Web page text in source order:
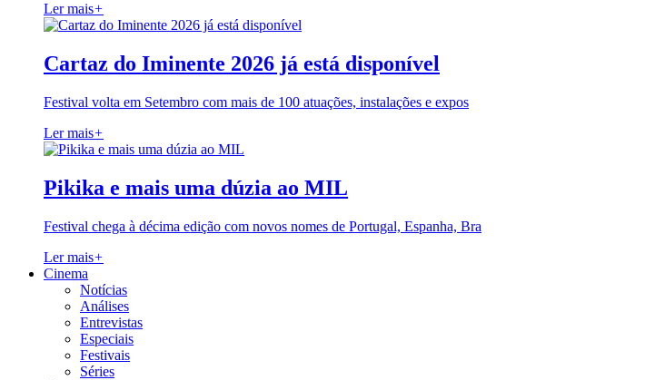
Ler mais+
Cartaz do Iminente 2026 já está disponível
Festival volta em Setembro com mais de 100 atuações, instalações e expos
Ler mais+
Pikika e mais uma dúzia ao MIL
Festival chega à décima edição com novos nomes de Portugal, Espanha, Bra
Ler mais+
Cinema
Notícias
Análises
Entrevistas
Especiais
Festivais
Séries